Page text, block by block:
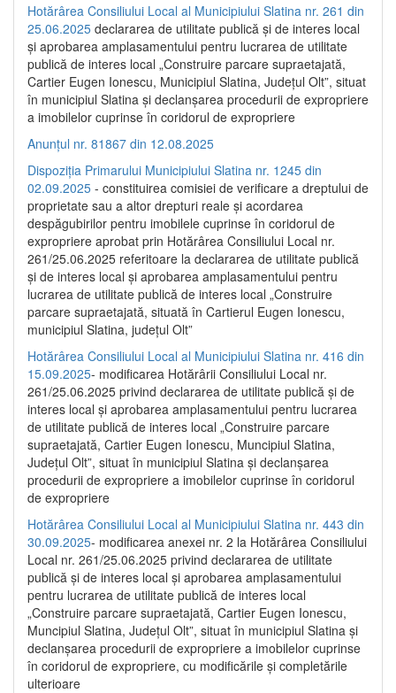
Hotărârea Consiliului Local al Municipiului Slatina nr. 261 din
25.06.2025 declararea de utilitate publică și de interes local
și aprobarea amplasamentului pentru lucrarea de utilitate
publică de interes local „Construire parcare supraetajată,
Cartier Eugen Ionescu, Municipiul Slatina, Județul Olt”, situat
în municipiul Slatina și declanșarea procedurii de expropriere
a imobilelor cuprinse în coridorul de expropriere
Anunțul nr. 81867 din 12.08.2025
Dispoziția Primarului Municipiului Slatina nr. 1245 din
02.09.2025 - constituirea comisiei de verificare a dreptului de
proprietate sau a altor drepturi reale și acordarea
despăgubirilor pentru imobilele cuprinse în coridorul de
expropriere aprobat prin Hotărârea Consiliului Local nr.
261/25.06.2025 referitoare la declararea de utilitate publică
și de interes local și aprobarea amplasamentului pentru
lucrarea de utilitate publică de interes local „Construire
parcare supraetajată, situată în Cartierul Eugen Ionescu,
municipiul Slatina, județul Olt”
Hotărârea Consiliului Local al Municipiului Slatina nr. 416 din
15.09.2025- modificarea Hotărârii Consiliului Local nr.
261/25.06.2025 privind declararea de utilitate publică și de
interes local și aprobarea amplasamentului pentru lucrarea
de utilitate publică de interes local „Construire parcare
supraetajată, Cartier Eugen Ionescu, Muncipiul Slatina,
Județul Olt”, situat în municipiul Slatina și declanșarea
procedurii de expropriere a imobilelor cuprinse în coridorul
de expropriere
Hotărârea Consiliului Local al Municipiului Slatina nr. 443 din
30.09.2025- modificarea anexei nr. 2 la Hotărârea Consiliului
Local nr. 261/25.06.2025 privind declararea de utilitate
publică şi de interes local şi aprobarea amplasamentului
pentru lucrarea de utilitate publică de interes local
„Construire parcare supraetajată, Cartier Eugen Ionescu,
Muncipiul Slatina, Judeţul Olt”, situat în municipiul Slatina şi
declanşarea procedurii de expropriere a imobilelor cuprinse
în coridorul de expropriere, cu modificările şi completările
ulterioare